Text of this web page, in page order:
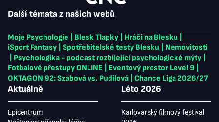
Další témata z našich webů
Moje Psychologie Blesk Tlapky Hráči na Blesku
iSport Fantasy
Spotřebitelské testy Blesku
Nemovitosti
Psychologika - podcast rozbíjející psychologické mýty
Fotbalové přestupy ONLINE
Eventový prostor Level 9
OKTAGON 92: Szabová vs. Pudilová
Chance Liga 2026/27
Aktuálně
Epicentrum
Léto 2026
Karlovarský filmový festival